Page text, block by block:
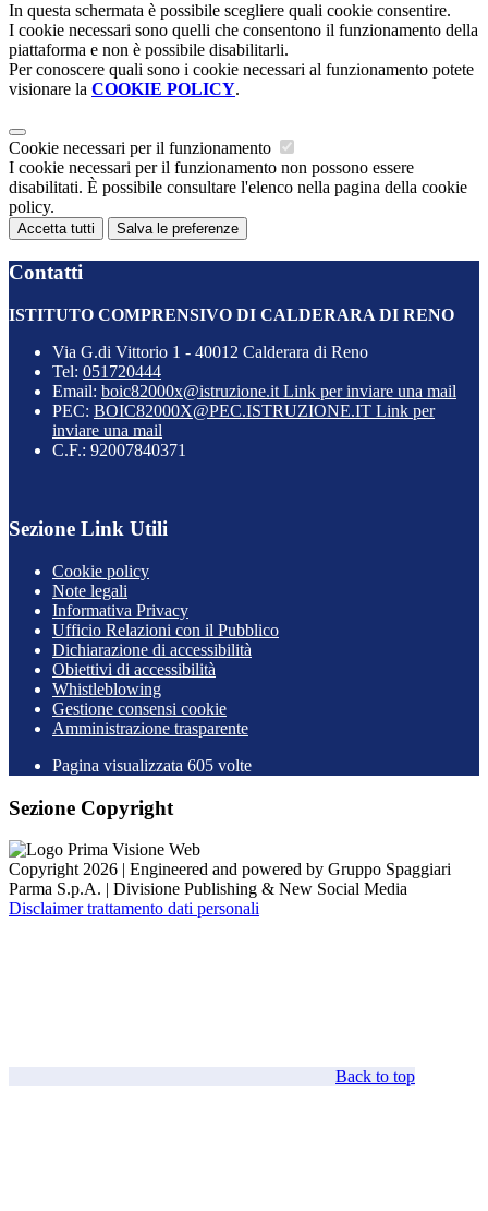
In questa schermata è possibile scegliere quali cookie consentire.
I cookie necessari sono quelli che consentono il funzionamento della
piattaforma e non è possibile disabilitarli.
Per conoscere quali sono i cookie necessari al funzionamento potete
visionare la COOKIE POLICY.
Cookie necessari per il funzionamento
I cookie necessari per il funzionamento non possono essere
disabilitati. È possibile consultare l'elenco nella pagina della cookie
policy.
Accetta tutti Salva le preferenze
Contatti
ISTITUTO COMPRENSIVO DI CALDERARA DI RENO
Via G.di Vittorio 1 - 40012 Calderara di Reno
Tel: 051720444
Email: boic82000x@istruzione.it Link per inviare una mail
PEC: BOIC82000X@PEC.ISTRUZIONE.IT Link per
inviare una mail
C.F.: 92007840371
Sezione Link Utili
Cookie policy
Note legali
Informativa Privacy
Ufficio Relazioni con il Pubblico
Dichiarazione di accessibilità
Obiettivi di accessibilità
Whistleblowing
Gestione consensi cookie
Amministrazione trasparente
Pagina visualizzata 605 volte
Sezione Copyright
Copyright 2026 | Engineered and powered by Gruppo Spaggiari
Parma S.p.A. | Divisione Publishing & New Social Media
Disclaimer trattamento dati personali
Back to top